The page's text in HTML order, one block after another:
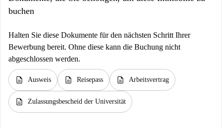
buchen
Halten Sie diese Dokumente für den nächsten Schritt Ihrer
Bewerbung bereit. Ohne diese kann die Buchung nicht
abgeschlossen werden.
description Ausweis description Reisepass description Arbeitsvertrag
description Zulassungsbescheid der Universität